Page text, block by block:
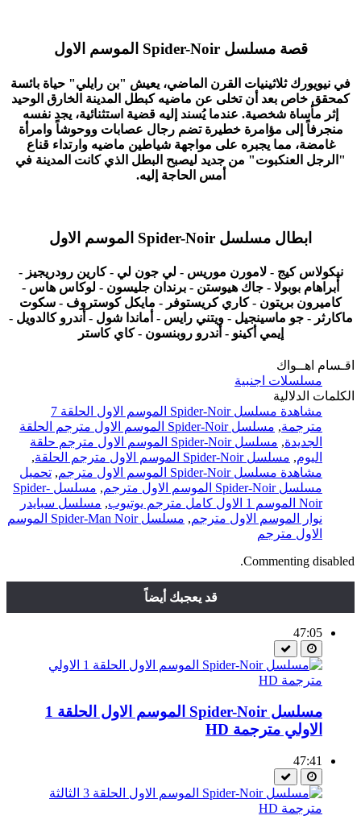
قصة مسلسل Spider-Noir الموسم الاول
في نيويورك ثلاثينيات القرن الماضي، يعيش "بن رايلي" حياة بائسة
كمحقق خاص بعد أن تخلى عن ماضيه كبطل المدينة الخارق الوحيد
إثر مأساة شخصية. عندما يُسند إليه قضية استثنائية، يجد نفسه
منجرفاً إلى مؤامرة خطيرة تضم رجال عصابات ووحوشاً وامرأة
غامضة، مما يجبره على مواجهة شياطين ماضيه وارتداء قناع
"الرجل العنكبوت" من جديد ليصبح البطل الذي كانت المدينة في
أمس الحاجة إليه.
ابطال مسلسل Spider-Noir الموسم الاول
نيكولاس كيج - لامورن موريس - لي جون لي - كارين رودريجيز -
أبراهام بوبولا - جاك هيوستن - برندان جليسون - لوكاس هاس -
كاميرون بريتون - كاري كريستوفر - مايكل كوستروف - سكوت
ماكارثر - جو ماسينجيل - ويتني رايس - أماندا شول - أندرو كالدويل -
إيمي أكينو - أندرو روبنسون - كاي كاستر
اقـسام اهــواك
مسلسلات اجنبية
الكلمات الدلالية
مشاهدة مسلسل Spider-Noir الموسم الاول الحلقة 7
مترجمة,
مسلسل Spider-Noir الموسم الاول مترجم الحلقة
الجديدة,
مسلسل Spider-Noir الموسم الاول مترجم حلقة
اليوم, مسلسل Spider-Noir الموسم الاول مترجم الحلقة
,
مشاهدة مسلسل Spider-Noir الموسم الاول مترجم
, تحميل
مسلسل Spider-Noir الموسم الاول مترجم
,
مسلسل Spider-
Noir الموسم 1 الاول كامل مترجم يوتيوب
, مسلسل سبايدر
نوار الموسم الاول مترجم,
مسلسل Spider-Man Noir الموسم
الاول مترجم
Commenting disabled.
قد يعجبك أيضاً
47:05
مسلسل Spider-Noir الموسم الاول الحلقة 1
الاولي مترجمة HD
47:41